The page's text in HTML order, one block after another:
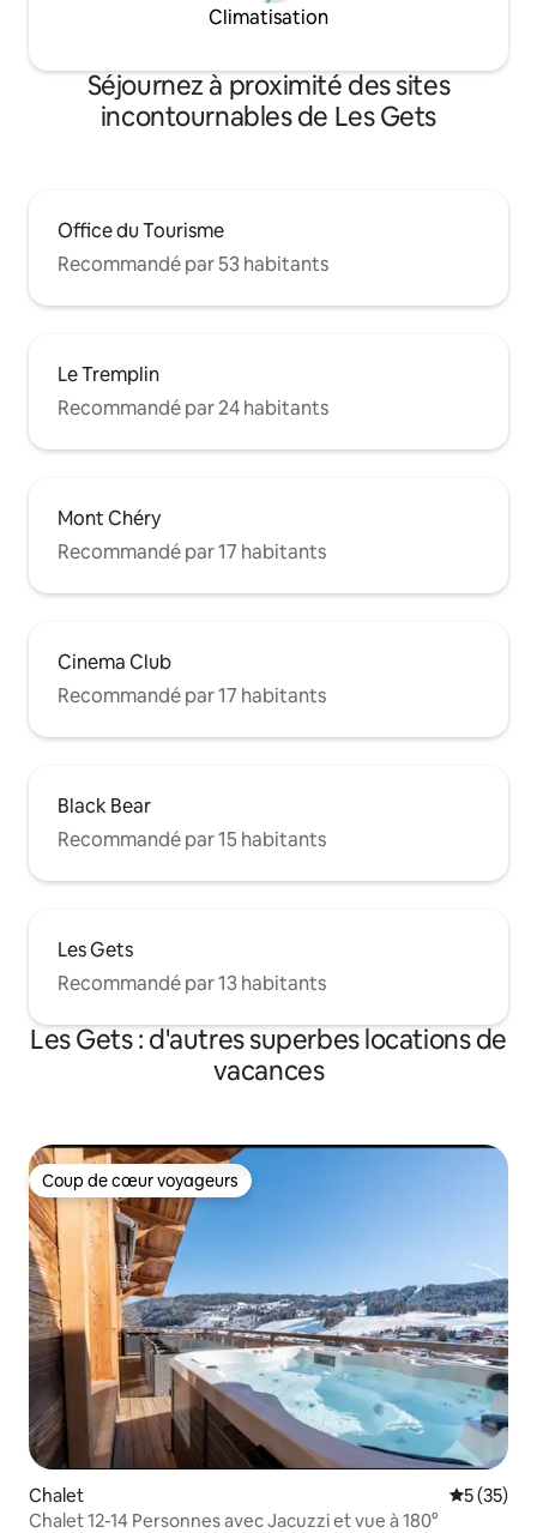
Climatisation
Séjournez à proximité des sites
incontournables de Les Gets
Office du Tourisme
Recommandé par 53 habitants
Le Tremplin
Recommandé par 24 habitants
Mont Chéry
Recommandé par 17 habitants
Cinema Club
Recommandé par 17 habitants
Black Bear
Recommandé par 15 habitants
Les Gets
Recommandé par 13 habitants
Les Gets : d'autres superbes locations de
vacances
Coup de cœur voyageurs
Coup de cœur voyageurs
Chalet
5 (35)
Chalet 12-14 Personnes avec Jacuzzi et vue à 180°